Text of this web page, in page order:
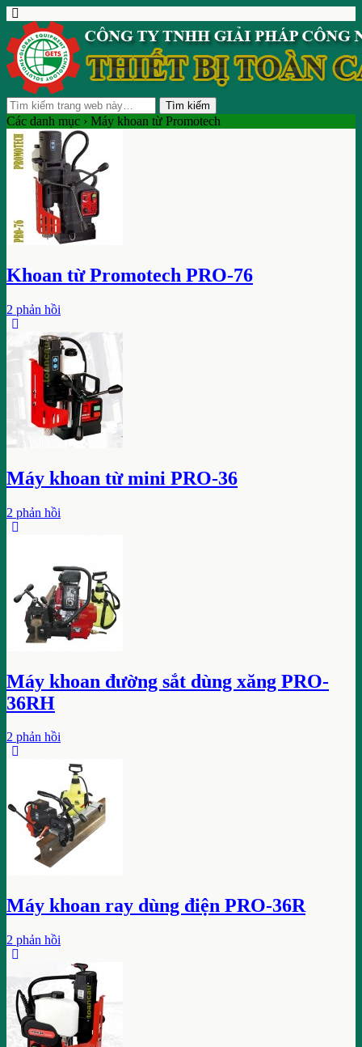
Các danh mục › Máy khoan từ Promotech
Khoan từ Promotech PRO-76
2 phản hồi
Máy khoan từ mini PRO-36
2 phản hồi
Máy khoan đường sắt dùng xăng PRO-
36RH
2 phản hồi
Máy khoan ray dùng điện PRO-36R
2 phản hồi